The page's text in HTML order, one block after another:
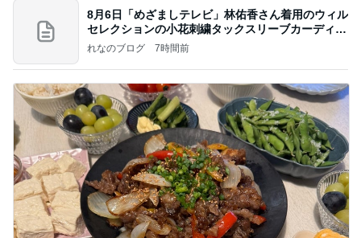
8月6日「めざましテレビ」林佑香さん着用のウィル
セレクションの小花刺繍タックスリーブカーディガ
ン
れなのブログ 7時間前